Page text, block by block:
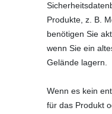
Produkte, z. B.
benötigen Sie
wenn Sie ein
Gelände lagern.
Wenn es kein
für das Produkt